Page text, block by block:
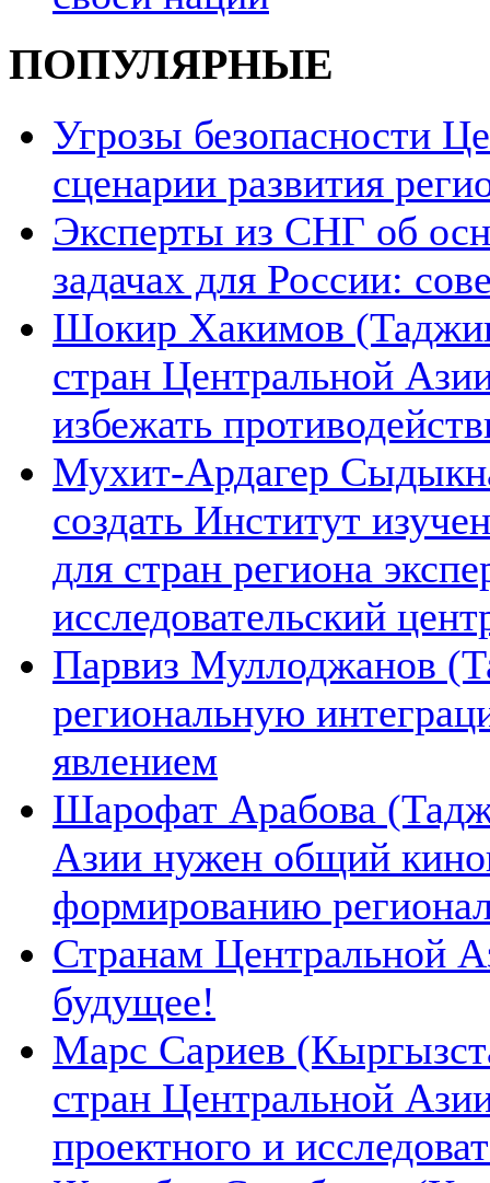
ПОПУЛЯРНЫЕ
Угрозы безопасности
сценарии развития
Эксперты из СНГ об
задачах для России:
Шокир Хакимов
стран Центральной
избежать
Мухит-Ардагер
создать Институт
для стран региона
исследовательский
Парвиз Муллоджанов
региональную
явлением
Шарофат Арабова
Азии нужен общий
формированию
Странам Центральной
будущее!
Марс Сариев
стран Центральной
проектного и